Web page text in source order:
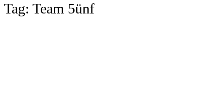
Tag: Team 5ünf